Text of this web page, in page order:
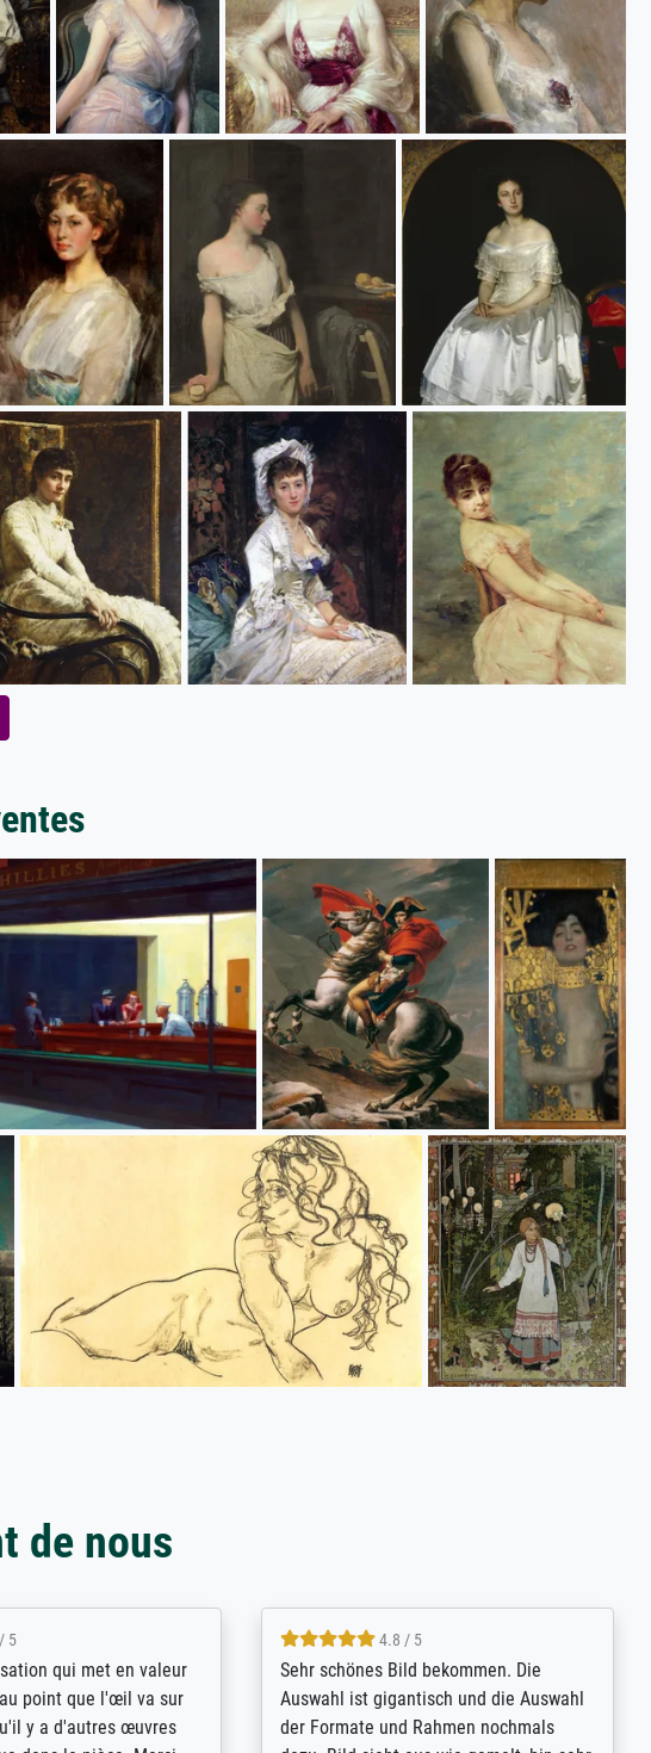
de nous
5
Bpost was absoluut
gemelde leveringstijd
Er werd niet
4.8 / 5
So, I ordered a large print of The
Annunciation by Fra Angelico from a
very large and popular American